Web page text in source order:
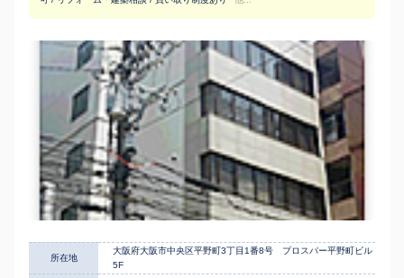
所在地
大阪府大阪市中央区平野町3丁目1番8号 プロスパー平野町ビル
5F